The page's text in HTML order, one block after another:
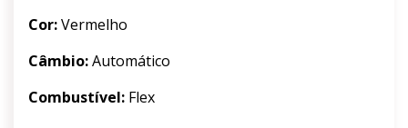
Cor:Vermelho
Câmbio:Automático
Combustível: Flex